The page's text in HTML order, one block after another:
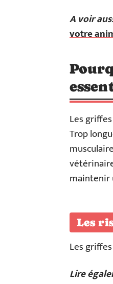
A voir
votre
Les
Trop
maintenir
Les
Les
Lire